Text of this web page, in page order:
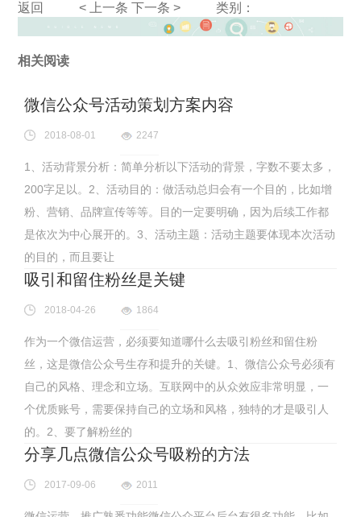
返回 < 上一条 下一条 > 类别：
相关阅读
微信公众号活动策划方案内容
2018-08-01 2247
1、活动背景分析：简单分析以下活动的背景，字数不要太多，
200字足以。2、活动目的：做活动总归会有一个目的，比如增
粉、营销、品牌宣传等等。目的一定要明确，因为后续工作都
是依次为中心展开的。3、活动主题：活动主题要体现本次活动
的目的，而且要让
吸引和留住粉丝是关键
2018-04-26 1864
作为一个微信运营，必须要知道哪什么去吸引粉丝和留住粉
丝，这是微信公众号生存和提升的关键。1、微信公众号必须有
自己的风格、理念和立场。互联网中的从众效应非常明显，一
个优质账号，需要保持自己的立场和风格，独特的才是吸引人
的。2、要了解粉丝的
分享几点微信公众号吸粉的方法
2017-09-06 2011